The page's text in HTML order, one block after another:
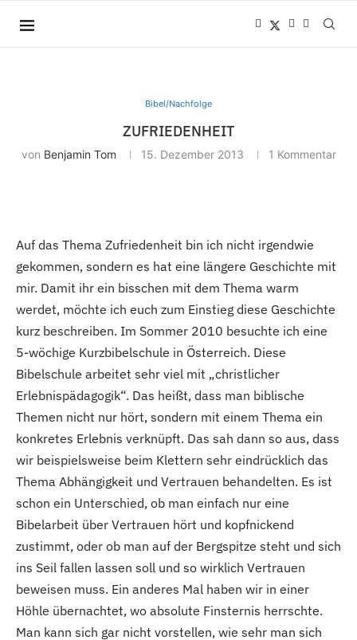
Bibel/Nachfolge
ZUFRIEDENHEIT
von Benjamin Tom 15. Dezember 2013 1 Kommentar
Auf das Thema Zufriedenheit bin ich nicht irgendwie
gekommen, sondern es hat eine längere Geschichte mit
mir. Damit ihr ein bisschen mit dem Thema warm
werdet, möchte ich euch zum Einstieg diese Geschichte
kurz beschreiben. Im Sommer 2010 besuchte ich eine
5-wöchige Kurzbibelschule in Österreich. Diese
Bibelschule arbeitet sehr viel mit „christlicher
Erlebnispädagogik“. Das heißt, dass man biblische
Themen nicht nur hört, sondern mit einem Thema ein
konkretes Erlebnis verknüpft. Das sah dann so aus, dass
wir beispielsweise beim Klettern sehr eindrücklich das
Thema Abhängigkeit und Vertrauen behandelten. Es ist
schon ein Unterschied, ob man einfach nur eine
Bibelarbeit über Vertrauen hört und kopfnickend
zustimmt, oder ob man auf der Bergspitze steht und sich
ins Seil fallen lassen soll und so wirklich Vertrauen
beweisen muss. Ein anderes Mal haben wir in einer
Höhle übernachtet, wo absolute Finsternis herrschte.
Man kann sich gar nicht vorstellen, wie sehr man sich